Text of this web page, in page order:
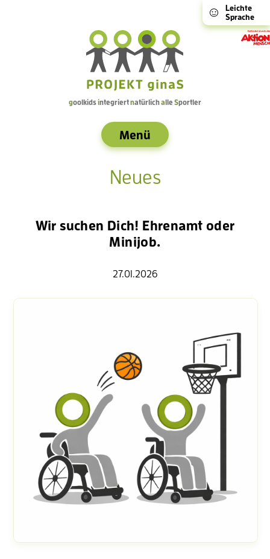
Leichte
Sprache
goolkidsintegriertnatürlichalle Sportler
Menü
Neues
Wir suchen Dich! Ehrenamt oder
Minijob.
27.01.2026